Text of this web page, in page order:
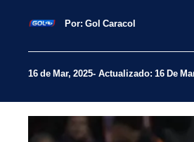
Por: Gol Caracol
16 de Mar, 2025 Actualizado: 16 De